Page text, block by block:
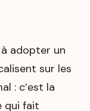
adopter un
sur les
: c’est la
qui fait